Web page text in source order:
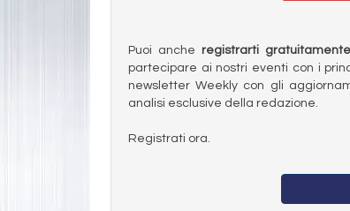
Puoi anche registrarti gratuitamente
partecipare ai nostri eventi con i
newsletter Weekly con gli
analisi esclusive della redazione.
Registrati ora.